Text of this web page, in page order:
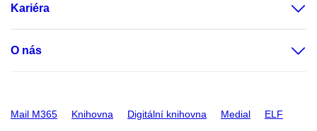
Kariéra
O nás
Mail M365 Knihovna Digitální knihovna Medial ELF